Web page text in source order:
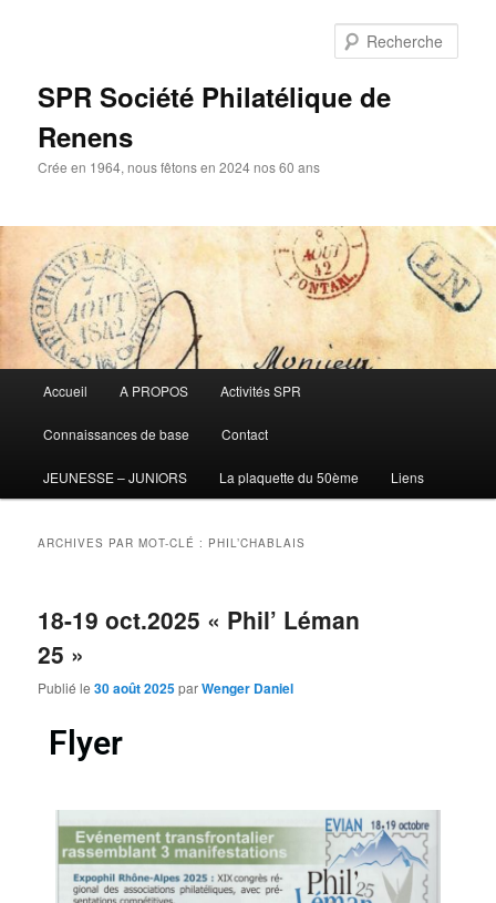
SPR Société Philatélique de
Renens
Crée en 1964, nous fêtons en 2024 nos 60 ans
principal
Accueil A PROPOS Activités SPR
Connaissances de base Contact
JEUNESSE – JUNIORS La plaquette du 50ème Liens
ARCHIVES PAR MOT-CLÉ : PHIL’CHABLAIS
18-19 oct.2025 « Phil’ Léman
25 »
Publié le30 août 2025parWenger Daniel
Flyer